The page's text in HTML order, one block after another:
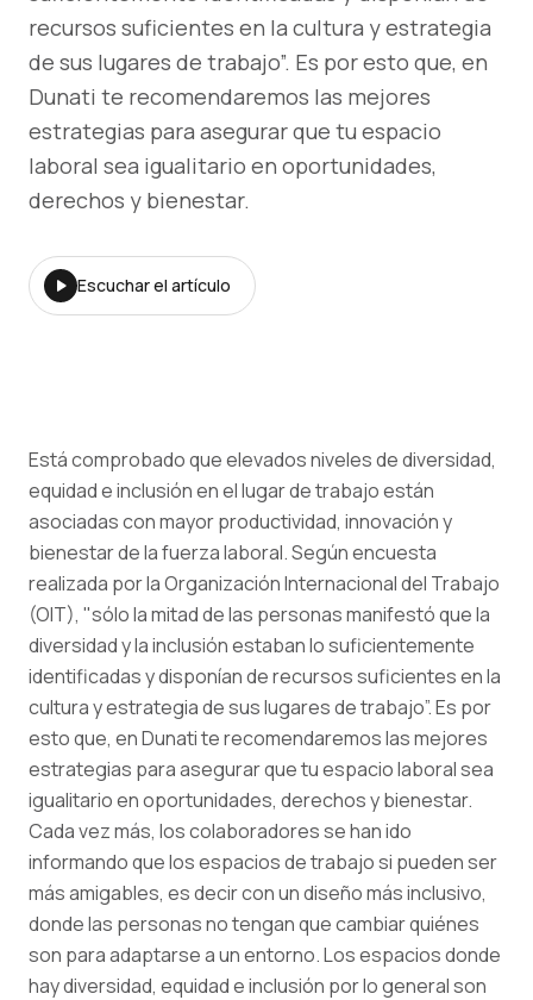
recursos suficientes en la cultura y estrategia
de sus lugares de trabajo”. Es por esto que, en
Dunati te recomendaremos las mejores
estrategias para asegurar que tu espacio
laboral sea igualitario en oportunidades,
derechos y bienestar.
Escuchar el artículo
Está comprobado que elevados niveles de diversidad,
equidad e inclusión en el lugar de trabajo están
asociadas con mayor productividad, innovación y
bienestar de la fuerza laboral. Según encuesta
realizada por la Organización Internacional del Trabajo
(OIT), "sólo la mitad de las personas manifestó que la
diversidad y la inclusión estaban lo suficientemente
identificadas y disponían de recursos suficientes en la
cultura y estrategia de sus lugares de trabajo”. Es por
esto que, en Dunati te recomendaremos las mejores
estrategias para asegurar que tu espacio laboral sea
igualitario en oportunidades, derechos y bienestar.
Cada vez más, los colaboradores se han ido
informando que los espacios de trabajo si pueden ser
más amigables, es decir con un diseño más inclusivo,
donde las personas no tengan que cambiar quiénes
son para adaptarse a un entorno. Los espacios donde
hay diversidad, equidad e inclusión por lo general son